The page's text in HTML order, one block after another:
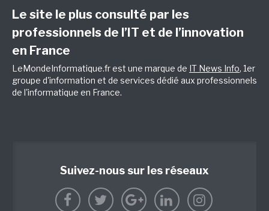
Le site le plus consulté par les
professionnels de l’IT et de l’innovation
en France
LeMondeInformatique.fr est une marque de IT News Info, 1er
groupe d'information et de services dédié aux professionnels
de l'informatique en France.
Suivez-nous sur les réseaux